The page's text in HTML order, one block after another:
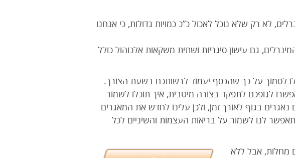
לא רק שלא נוכל לאכול כ”כ כמויות גדולות, כי אנחנו
גם עישון סיגריות ושתית משקאות אלכוהול כולל
לסמוך על כך שהכסף יעמוד לרשותכם בשעת הצורך.
לגופכם לתפקד בצורה מיטבית, איך תוכלו לשמור
בגוף לאורך זמן, ולכן עלינו לחדש את המאגרים
לנו לשמור על בריאות העצמות והשיניים לכל
מחלות, אבל ללא